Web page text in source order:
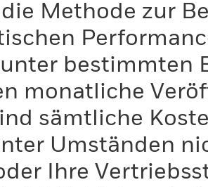
Methode zur
bestimmten
monatliche
sämtliche
Umständen
Ihre